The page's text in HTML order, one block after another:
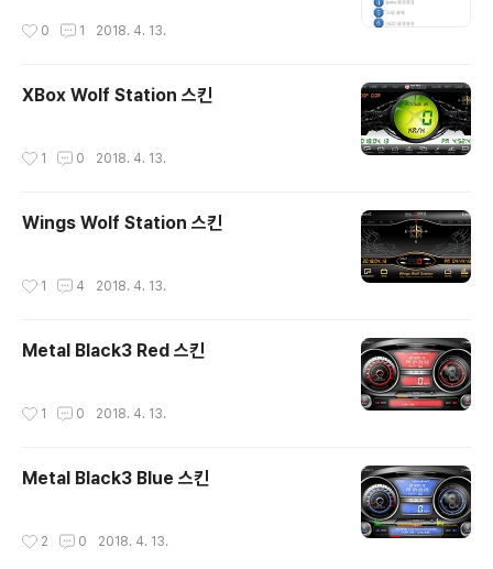
0 1 2018. 4. 13.
XBox Wolf Station 스킨
1 0 2018. 4. 13.
Wings Wolf Station 스킨
1 4 2018. 4. 13.
Metal Black3 Red 스킨
1 0 2018. 4. 13.
Metal Black3 Blue 스킨
2 0 2018. 4. 13.